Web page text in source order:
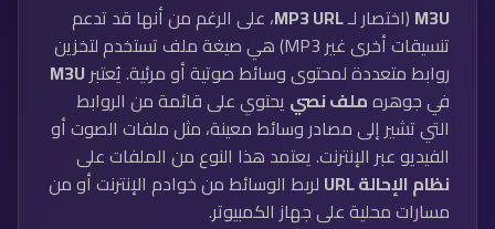
M3U (اختصار لـMP3 URL، على الرغم من أنها قد تدعم
تنسيقات أخرى غير MP3) هي صيغة ملف تستخدم لتخزين
روابط متعددة لمحتوى وسائط صوتية أو مرئية. يُعتبرM3U
في جوهرهملف نصي يحتوي على قائمة من الروابط
التي تشير إلى مصادر وسائط معينة، مثل ملفات الصوت أو
الفيديو عبر الإنترنت. يعتمد هذا النوع من الملفات على
نظام الإحالة URL
لربط الوسائط من خوادم الإنترنت أو من
مسارات محلية على جهاز الكمبيوتر.